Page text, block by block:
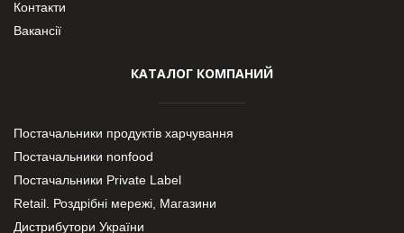
Контакти
Вакансії
КАТАЛОГ КОМПАНИЙ
Постачальники продуктів харчування
Постачальники nonfood
Постачальники Private Label
Retail. Роздрібні мережі, Магазини
Дистрибутори України